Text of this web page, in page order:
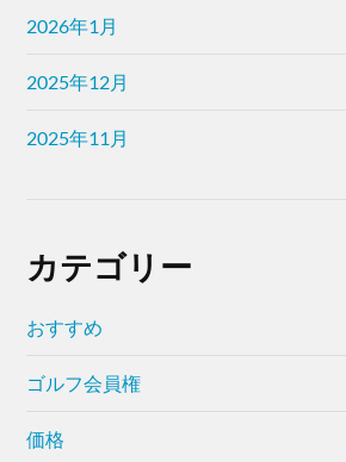
2026年1月
2025年12月
2025年11月
カテゴリー
おすすめ
ゴルフ会員権
価格